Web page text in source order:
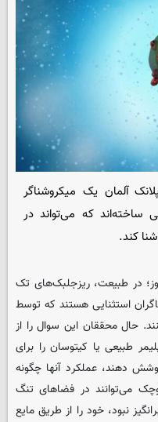
آلمان یک میکروشناگر
ساخته‌اند که می‌تواند در
کند.
؛ در طبیعت، ریزجلبک‌های تک
و شناگران استثنایی هستند که توسط
حال محققان این سوال را از
طبیعی یا کیتوسان را برای
دهند، عملکرد آنها چگونه
می‌توانند در فضاهای تنگ
نبود، خود را از طریق مایع